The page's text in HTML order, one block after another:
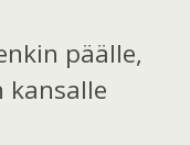
päälle,
kansalle